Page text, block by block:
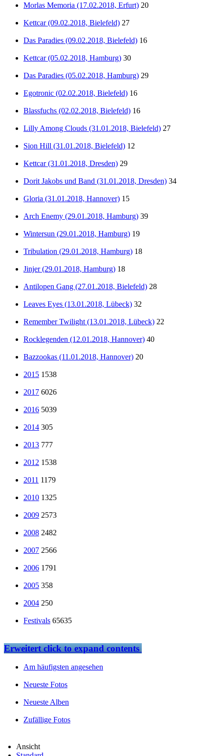
Morlas Memoria (17.02.2018, Erfurt) 20
Kettcar (09.02.2018, Bielefeld) 27
Das Paradies (09.02.2018, Bielefeld) 16
Kettcar (05.02.2018, Hamburg) 30
Das Paradies (05.02.2018, Hamburg) 29
Egotronic (02.02.2018, Bielefeld) 16
Blassfuchs (02.02.2018, Bielefeld) 16
Lilly Among Clouds (31.01.2018, Bielefeld) 27
Sion Hill (31.01.2018, Bielefeld) 12
Kettcar (31.01.2018, Dresden) 29
Dorit Jakobs und Band (31.01.2018, Dresden) 34
Gloria (31.01.2018, Hannover) 15
Arch Enemy (29.01.2018, Hamburg) 39
Wintersun (29.01.2018, Hamburg) 19
Tribulation (29.01.2018, Hamburg) 18
Jinjer (29.01.2018, Hamburg) 18
Antilopen Gang (27.01.2018, Bielefeld) 28
Leaves Eyes (13.01.2018, Lübeck) 32
Remember Twilight (13.01.2018, Lübeck) 22
Rocklegenden (12.01.2018, Hannover) 40
Bazzookas (11.01.2018, Hannover) 20
2015 1538
2017 6026
2016 5039
2014 305
2013 777
2012 1538
2011 1179
2010 1325
2009 2573
2008 2482
2007 2566
2006 1791
2005 358
2004 250
Festivals 65635
Erweitertclick to expand contents
Am häufigsten angesehen
Neueste Fotos
Neueste Alben
Zufällige Fotos
Ansicht